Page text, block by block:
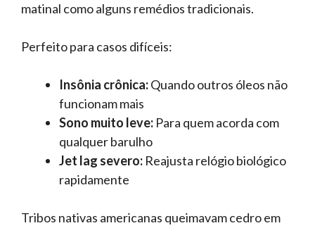
matinal como alguns remédios tradicionais.
Perfeito para casos difíceis:
Insônia crônica:Quando outros óleos não
funcionam mais
Sono muito leve: Para quem acorda com
qualquer barulho
Jet lag severo: Reajusta relógio biológico
rapidamente
Tribos nativas americanas queimavam cedro em